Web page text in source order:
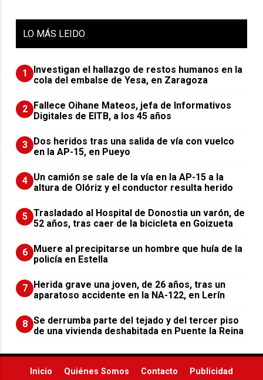
LO MÁS LEIDO
1
Investigan el hallazgo de restos humanos en la
cola del embalse de Yesa, en Zaragoza
2 Fallece Oihane Mateos, jefa de Informativos
Digitales de EITB, a los 45 años
3 Dos heridos tras una salida de vía con vuelco
en la AP-15, en Pueyo
4 Un camión se sale de la vía en la AP-15 a la
altura de Olóriz y el conductor resulta herido
5 Trasladado al Hospital de Donostia un varón, de
52 años, tras caer de la bicicleta en Goizueta
6 Muere al precipitarse un hombre que huía de la
policía en Estella
7 Herida grave una joven, de 26 años, tras un
aparatoso accidente en la NA-122, en Lerín
8 Se derrumba parte del tejado y del tercer piso
de una vivienda deshabitada en Puente la Reina
Inicio Quiénes Somos Contacto
Publicidad